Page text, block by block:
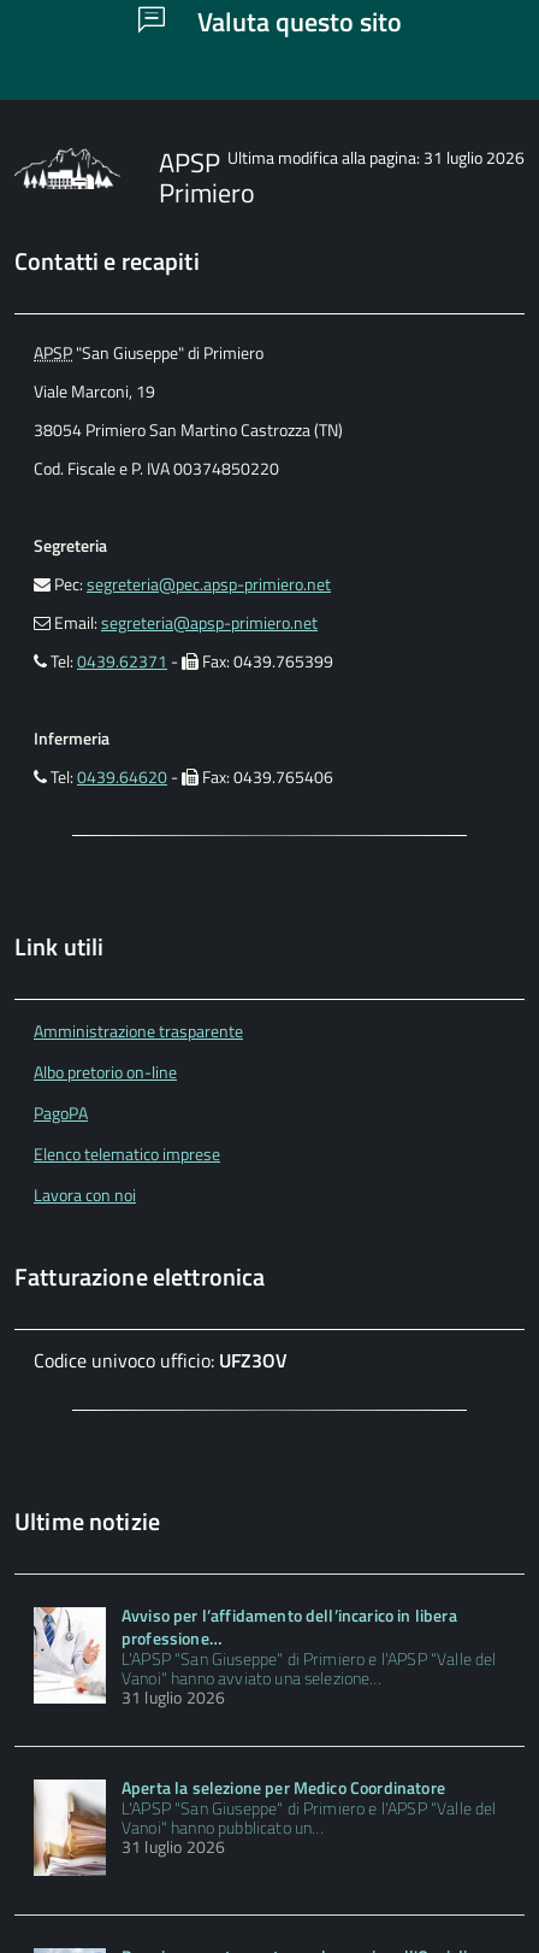
Valuta questo sito
Ultima modifica alla pagina: 31 luglio 2026
APSP
Primiero
Contatti e recapiti
APSP"San Giuseppe" di Primiero
Viale Marconi, 19
38054 Primiero San Martino Castrozza (TN)
Cod. Fiscale e P. IVA 00374850220
Segreteria
Pec:segreteria@pec.apsp-primiero.net
Email:segreteria@apsp-primiero.net
Tel:0439.62371 - Fax: 0439.765399
Infermeria
Tel:0439.64620- Fax: 0439.765406
Link utili
Amministrazione trasparente
Albo pretorio on-line
PagoPA
Elenco telematico imprese
Lavora con noi
Fatturazione elettronica
Codice univoco ufficio: UFZ3OV
Ultime notizie
Avviso per l’affidamento dell’incarico in libera
professione…
L'APSP "San Giuseppe" di Primiero e l'APSP "Valle del
Vanoi" hanno avviato una selezione…
31 luglio 2026
Aperta la selezione per Medico Coordinatore
L'APSP "San Giuseppe" di Primiero e l'APSP "Valle del
Vanoi" hanno pubblicato un…
31 luglio 2026